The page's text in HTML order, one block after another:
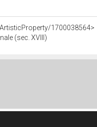
1700038564>
(sec. XVIII)